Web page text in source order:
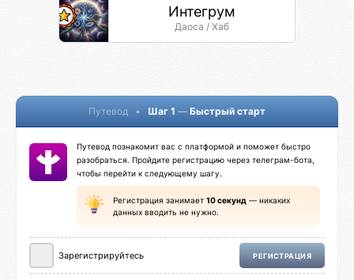
Интегрум
Даоса / Хаб
Путевод • Шаг 1 — Быстрый старт
Путевод познакомит вас с платформой и поможет быстро
разобраться. Пройдите регистрацию через телеграм-бота,
чтобы перейти к следующему шагу.
Регистрация занимает 10 секунд — никаких
данных вводить не нужно.
Зарегистрируйтесь РЕГИСТРАЦИЯ